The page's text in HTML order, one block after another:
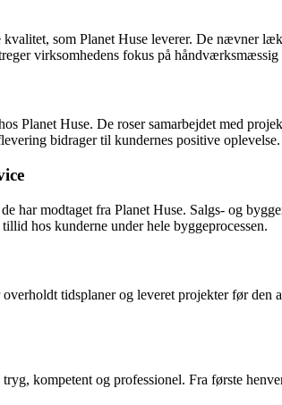
kvalitet, som Planet Huse leverer. De nævner
virksomhedens fokus på
Planet Huse. De roser samarbejdet med
bidrager til kundernes positive oplevelse.
har modtaget fra Planet Huse. Salgs- og
hos kunderne under hele byggeprocessen.
tidsplaner og leveret projekter før
kompetent og professionel. Fra første